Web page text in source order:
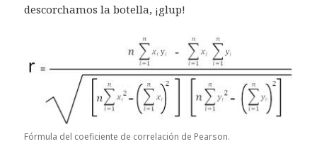
descorchamos la botella, ¡glup!
Fórmula del coeficiente de correlación de Pearson.